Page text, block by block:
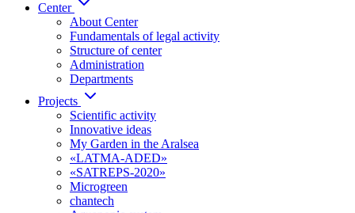
Center
About Center
Fundamentals of legal activity
Structure of center
Administration
Departments
Projects
Scientific activity
Innovative ideas
My Garden in the Aralsea
«LATMA-ADED»
«SATREPS-2020»
Microgreen
chantech